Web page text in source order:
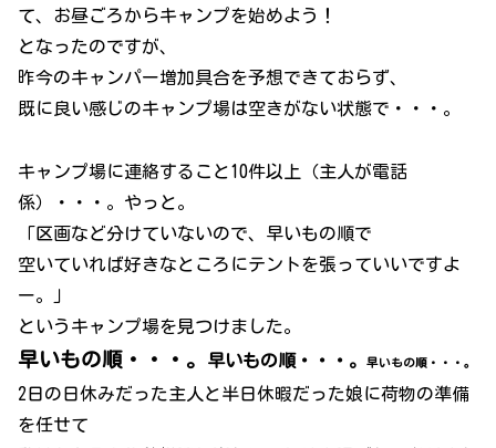
て、お昼ごろからキャンプを始めよう！
となったのですが、
昨今のキャンパー増加具合を予想できておらず、
既に良い感じのキャンプ場は空きがない状態で・・・。
キャンプ場に連絡すること10件以上（主人が電話
係）・・・。やっと。
「区画など分けていないので、早いもの順で
空いていれば好きなところにテントを張っていいですよ
ー。」
というキャンプ場を見つけました。
早いもの順・・・。 早いもの順・・・。 早いもの順・・・。
2日の日休みだった主人と半日休暇だった娘に荷物の準備
を任せて